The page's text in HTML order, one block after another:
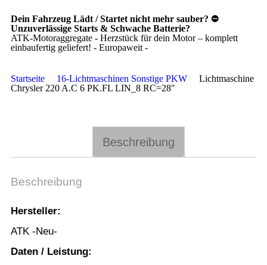
Dein Fahrzeug Lädt / Startet nicht mehr sauber? ⛔
Unzuverlässige Starts & Schwache Batterie?
ATK-Motoraggregate - Herzstück für dein Motor – komplett
einbaufertig geliefert! - Europaweit -
Startseite 16-Lichtmaschinen Sonstige PKW
Lichtmaschine
Chrysler 220 A.C 6 PK.FL LIN_8 RC=28″
Beschreibung
Beschreibung
Hersteller:
ATK -Neu-
Daten / Leistung: